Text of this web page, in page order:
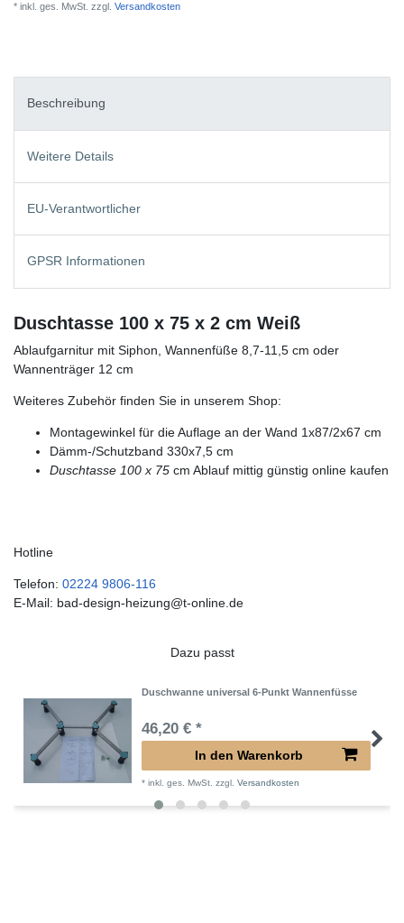
* inkl. ges. MwSt. zzgl. Versandkosten
Beschreibung
Weitere Details
EU-Verantwortlicher
GPSR Informationen
Duschtasse 100 x 75 x 2 cm Weiß
Ablaufgarnitur mit Siphon, Wannenfüße 8,7-11,5 cm oder
Wannenträger 12 cm
Weiteres Zubehör finden Sie in unserem Shop:
Montagewinkel für die Auflage an der Wand 1x87/2x67 cm
Dämm-/Schutzband 330x7,5 cm
Duschtasse 100 x 75 cm Ablauf mittig günstig online kaufen
Hotline
Telefon: 02224 9806-116
E-Mail: bad-design-heizung@t-online.de
Dazu passt
Duschwanne universal 6-Punkt Wannenfüsse
46,20 € *
In den Warenkorb
*inkl. ges. MwSt. zzgl.Versandkosten